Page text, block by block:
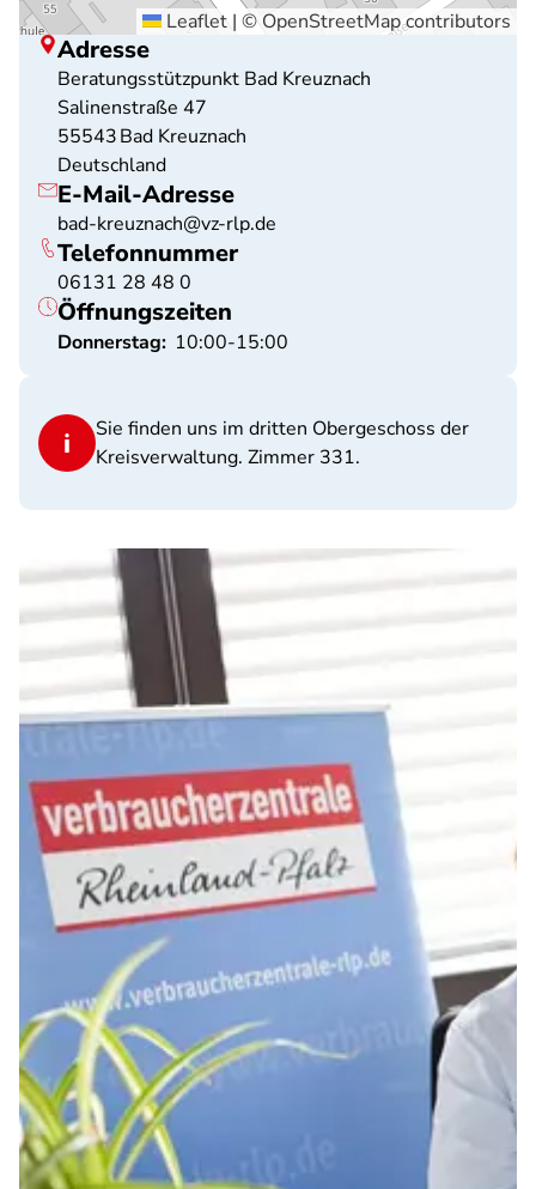
Leaflet | © OpenStreetMapcontributors
Adresse
Beratungsstützpunkt Bad Kreuznach
Salinenstraße 47
55543Bad Kreuznach
Deutschland
E-Mail-Adresse
bad-kreuznach@vz-rlp.de
Telefonnummer
06131 28 48 0
Öffnungszeiten
Donnerstag: 10:00-15:00
Sie finden uns im dritten Obergeschoss der
Kreisverwaltung. Zimmer 331.